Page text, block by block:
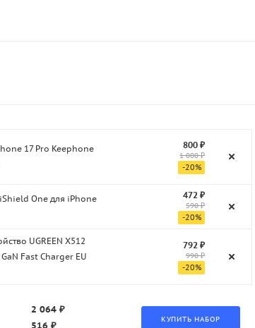
17 Pro Keephone
800 ₽
1 000 ₽
-20%
One для iPhone
472 ₽
590 ₽
-20%
UGREEN X512
Fast Charger EU
792 ₽
990 ₽
-20%
2 064 ₽